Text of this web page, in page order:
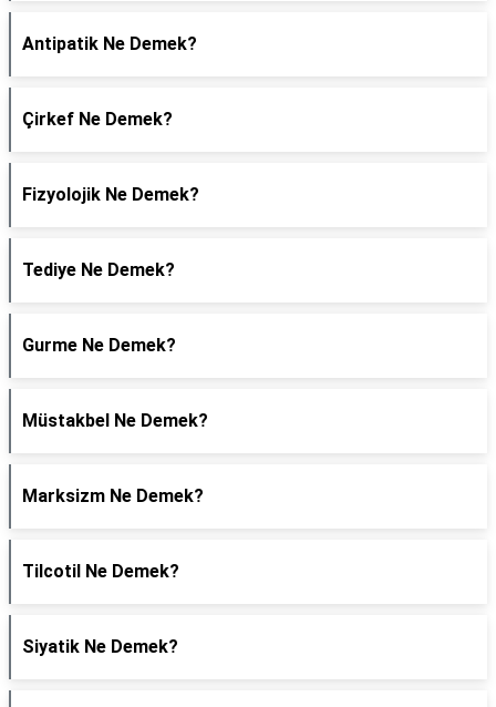
Antipatik Ne Demek?
Çirkef Ne Demek?
Fizyolojik Ne Demek?
Tediye Ne Demek?
Gurme Ne Demek?
Müstakbel Ne Demek?
Marksizm Ne Demek?
Tilcotil Ne Demek?
Siyatik Ne Demek?